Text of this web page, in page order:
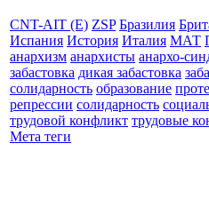
CNT-AIT (E) ZSP Бразилия
Испания История Италия МАТ
анархизм анархисты анархо-
забастовка дикая забастовка
солидарность образование
репрессии солидарность
трудовой конфликт трудовые
Мета теги